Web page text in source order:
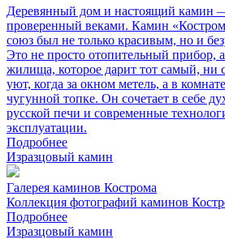
Деревянный дом и настоящий камин
проверенный веками. Камин
союз был не только красивым, но и
Это не просто отопительный прибор,
жилища, которое дарит тот самый, ни
уют, когда за окном метель, а в
чугунной топке. Он сочетает в себе
русской печи и современные
эксплуатации.
Подробнее
Изразцовый камин
Галерея каминов Кострома
Коллекция фотографий каминов
Подробнее
Изразцовый камин